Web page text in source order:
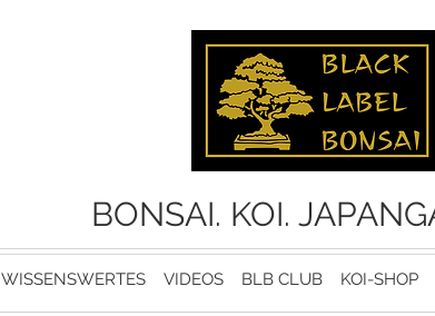
BONSAI. KOI.
WISSENSWERTES VIDEOS BLB CLUB KOI-SHOP